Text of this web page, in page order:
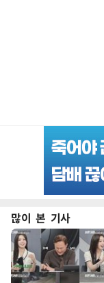
많이 본 기사